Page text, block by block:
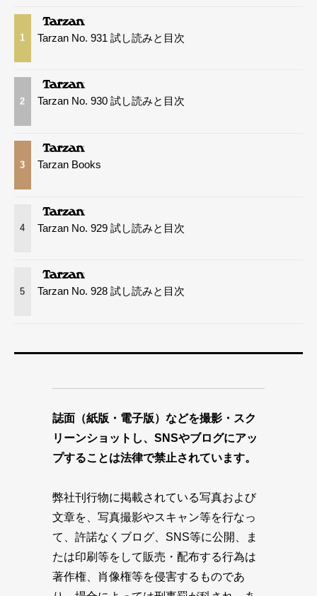
1 Tarzan No. 931 試し読みと目次
2 Tarzan No. 930 試し読みと目次
3 Tarzan Books
4 Tarzan No. 929 試し読みと目次
5 Tarzan No. 928 試し読みと目次
誌面（紙版・電子版）などを撮影・スク
リーンショットし、SNSやブログにアッ
プすることは法律で禁止されています。
弊社刊行物に掲載されている写真および
文章を、写真撮影やスキャン等を行なっ
て、許諾なくブログ、SNS等に公開、ま
たは印刷等をして販売・配布する行為は
著作権、肖像権等を侵害するものであ